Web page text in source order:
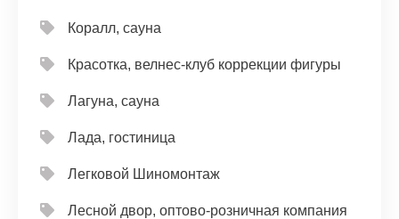
Коралл, сауна
Красотка, велнес-клуб коррекции фигуры
Лагуна, сауна
Лада, гостиница
Легковой Шиномонтаж
Лесной двор, оптово-розничная компания